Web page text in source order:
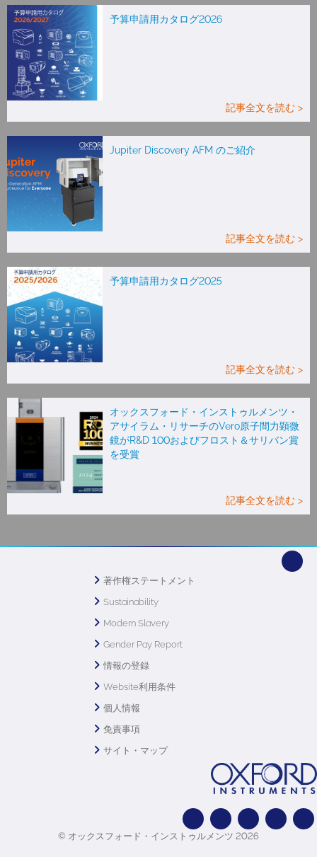
予算申請用カタログ2026
記事全文を読む >
Jupiter Discovery AFM のご紹介
記事全文を読む >
予算申請用カタログ2025
記事全文を読む >
オックスフォード・インストゥルメンツ・
アサイラム・リサーチのVero原子間力顕微
鏡がR&D 100およびフロスト＆サリバン賞
を受賞
記事全文を読む >
著作権ステートメント
Sustainability
Modern Slavery
Gender Pay Report
情報の登録
Website利用条件
個人情報
免責事項
サイト・マップ
© オックスフォード・インストゥルメンツ 2026